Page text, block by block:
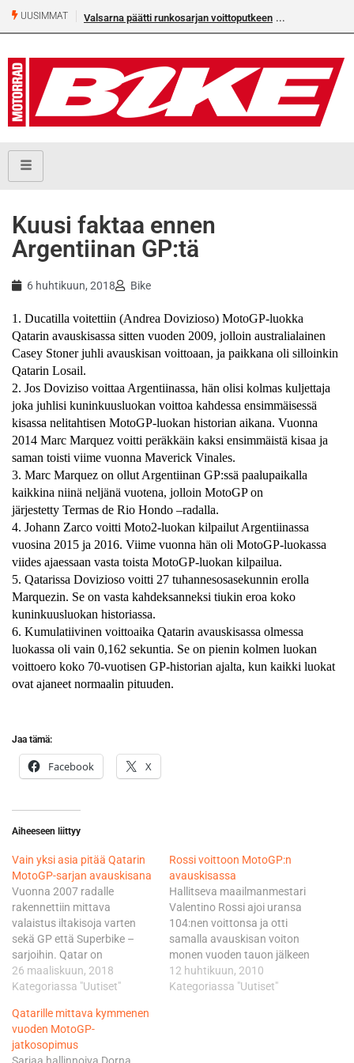
UUSIMMAT Valsarna päätti runkosarjan voittoputkeen
Kuusi faktaa ennen
Argentiinan GP:tä
6 huhtikuun, 2018 Bike
1. Ducatilla voitettiin (Andrea Dovizioso) MotoGP-luokka
Qatarin avauskisassa sitten vuoden 2009, jolloin australialainen
Casey Stoner juhli avauskisan voittoaan, ja paikkana oli silloinkin
Qatarin Losail.
2. Jos Doviziso voittaa Argentiinassa, hän olisi kolmas kuljettaja
joka juhlisi kuninkuusluokan voittoa kahdessa ensimmäisessä
kisassa nelitahtisen MotoGP-luokan historian aikana. Vuonna
2014 Marc Marquez voitti peräkkäin kaksi ensimmäistä kisaa ja
saman toisti viime vuonna Maverick Vinales.
3. Marc Marquez on ollut Argentiinan GP:ssä paalupaikalla
kaikkina niinä neljänä vuotena, jolloin MotoGP on
järjestetty Termas de Rio Hondo –radalla.
4. Johann Zarco voitti Moto2-luokan kilpailut Argentiinassa
vuosina 2015 ja 2016. Viime vuonna hän oli MotoGP-luokassa
viides ajaessaan vasta toista MotoGP-luokan kilpailua.
5. Qatarissa Dovizioso voitti 27 tuhannesosasekunnin erolla
Marquezin. Se on vasta kahdeksanneksi tiukin eroa koko
kuninkuusluokan historiassa.
6. Kumulatiivinen voittoaika Qatarin avauskisassa olmessa
luokassa oli vain 0,162 sekuntia. Se on pienin kolmen luokan
voittoero koko 70-vuotisen GP-historian ajalta, kun kaikki luokat
ovat ajaneet normaalin pituuden.
Jaa tämä:
Facebook X
Aiheeseen liittyy
Vain yksi asia pitää Qatarin
MotoGP-sarjan avauskisana
Vuonna 2007 radalle
rakennettiin mittava
valaistus iltakisoja varten
sekä GP että Superbike –
sarjoihin. Qatar on
molempien MM-sarjojen
suosikki, joka pitää
avainpaikoilla yhdestä
syystä – sillä on riittävästi
rahaa. Qatarissa on aloitettu
26 maaliskuun, 2018
Kategoriassa "Uutiset"
Rossi voittoon MotoGP:n
avauskisassa
Hallitseva maailmanmestari
Valentino Rossi ajoi uransa
104:nen voittonsa ja otti
samalla avauskisan voiton
monen vuoden tauon jälkeen
(edellinen vuonna 2005).
Sormivammastaan toipuva
12 huhtikuun, 2010
Kategoriassa "Uutiset"
Qatarille mittava kymmenen
vuoden MotoGP-
jatkosopimus